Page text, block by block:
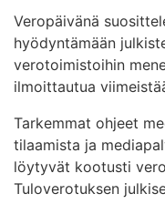
Veropäivänä
hyödyntämään
verotoimistoihin
ilmoittautua
Tarkemmat ohjeet
tilaamista ja
löytyvät kootusti
Tuloverotuksen